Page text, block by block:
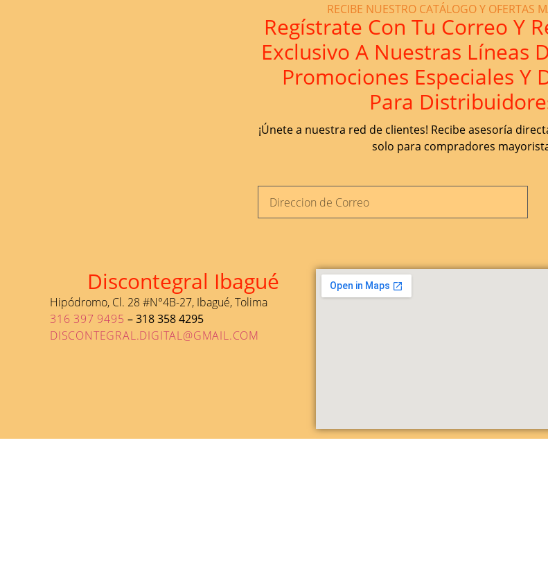
RECIBE NUESTRO CATÁLOGO Y OFERTAS
Regístrate Con Tu Correo Y
Exclusivo A Nuestras Líneas
Promociones Especiales Y
Para
¡Únete a nuestra red de clientes! Recibe asesoría
solo para compradores
Discontegral Ibagué
Hipódromo, Cl. 28 #N°4B-27, Ibagué, Tolima
316 397 9495 – 318 358 4295
DISCONTEGRAL.DIGITAL@GMAIL.COM